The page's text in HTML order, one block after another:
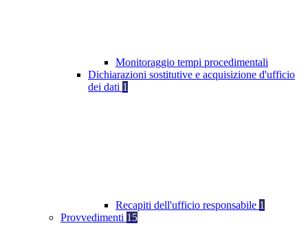
Monitoraggio tempi procedimentali
Dichiarazioni sostitutive e acquisizione d'ufficio
dei dati 1
Recapiti dell'ufficio responsabile 1
Provvedimenti 15